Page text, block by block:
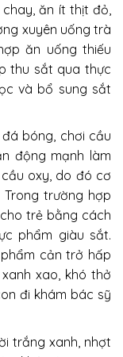
ăn ít thịt đỏ,
xuyên uống trà
ăn uống thiếu
thu sắt qua thực
và bổ sung sắt
bóng, chơi cầu
động mạnh làm
oxy, do đó cơ
trường hợp
trẻ bằng cách
phẩm giàu sắt.
cản trở hấp
xao, khó thở
đi khám bác sỹ
trắng xanh, nhợt